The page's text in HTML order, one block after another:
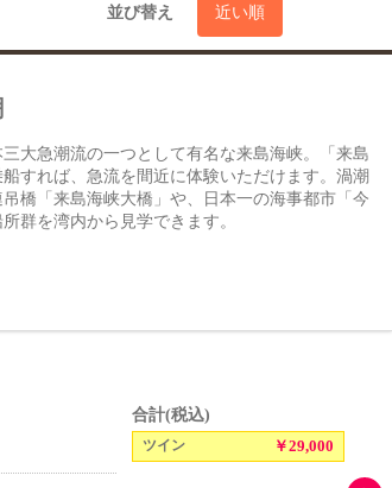
並び替え 近い順
大急潮流の一つとして有名な来島海峡。「来島
すれば、急流を間近に体験いただけます。渦潮
橋「来島海峡大橋」や、日本一の海事都市「今
群を湾内から見学できます。
合計(税込)
ツイン ￥29,000